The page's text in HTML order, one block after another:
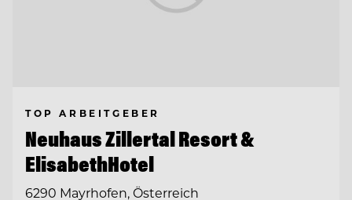
TOP ARBEITGEBER
Neuhaus Zillertal Resort &
ElisabethHotel
6290 Mayrhofen, Österreich